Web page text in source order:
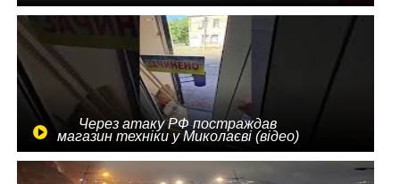
Через атаку РФ постраждав
магазин техніки у Миколаєві (відео)